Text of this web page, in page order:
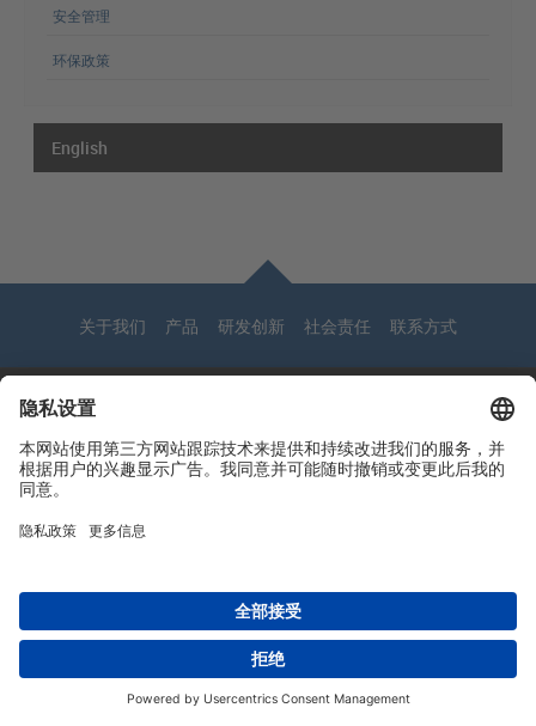
安全管理
环保政策
English
网站导航
关于我们 产品 研发创新 社会责任 联系方式
Copyright © 2026 -
Company
|